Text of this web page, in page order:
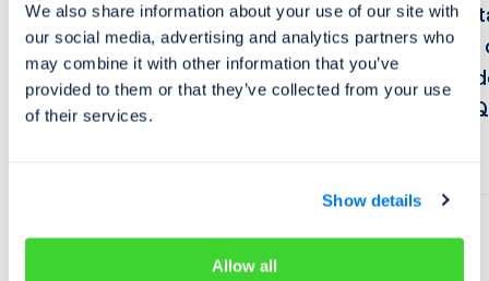
We also share information about your use of our site with
our social media, advertising and analytics partners who
may combine it with other information that you’ve
provided to them or that they’ve collected from your use
of their services.
Show details
Allow all
V Česku se prodávají auta dráž
než na Slovensku. Jejich cena
ale roste pomaleji
Informace,
zajímavosti
ojetých
SUMMARY